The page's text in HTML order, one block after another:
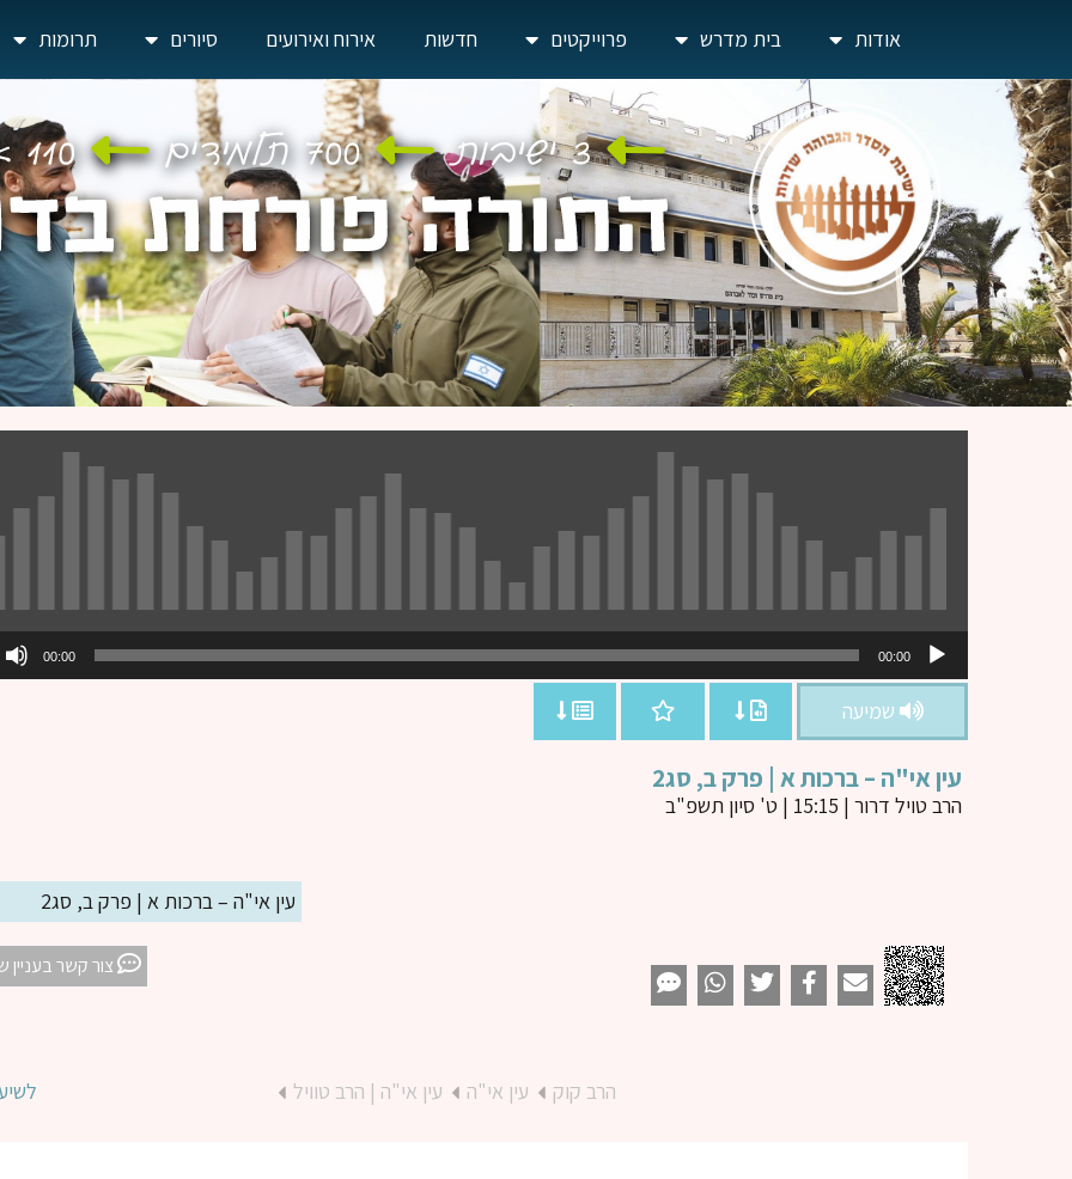
אודות בית מדרש פרוייקטים חדשות אירוח ואירועים סיורים תרומות
אודיו
00:00
00:00
שמיעה
עין אי"ה – ברכות א | פרק ב, סג2
הרב טויל דרור | 15:15 | ט' סיון תשפ"ב
עין אי"ה – ברכות א | פרק ב, סג2
צור קשר בעניין
הרב קוק עין אי"ה עין אי"ה | הרב טוויל